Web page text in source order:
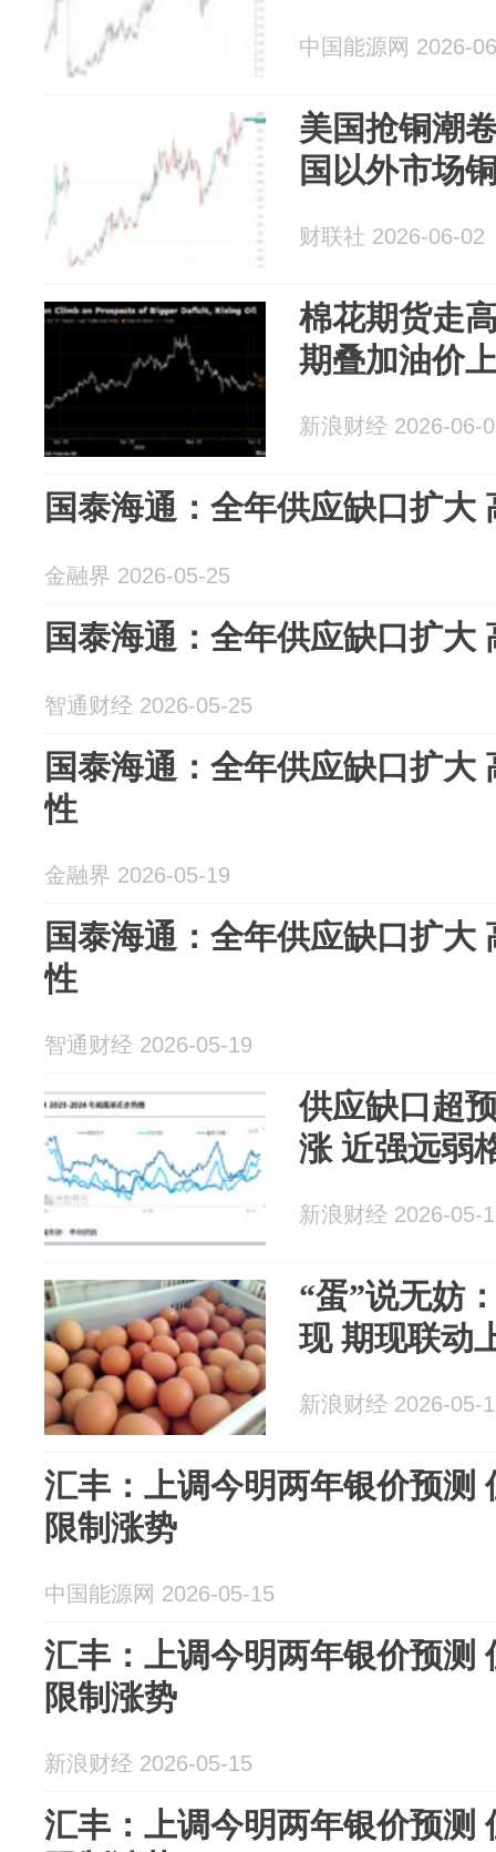
中国能源网 2026-
美国抢铜潮
国以外市场
财联社 2026-06-02
棉花期货走
期叠加油价
新浪财经 2026-06-
国泰海通：全年供应缺口扩大
金融界 2026-05-25
国泰海通：全年供应缺口扩大
智通财经 2026-05-25
国泰海通：全年供应缺口扩大
性
金融界 2026-05-19
国泰海通：全年供应缺口扩大
性
智通财经 2026-05-19
供应缺口超
涨 近强远弱
新浪财经 2026-05-
“蛋”说无妨
现 期现联动
新浪财经 2026-05-
汇丰：上调今明两年银价预测
限制涨势
中国能源网 2026-05-15
汇丰：上调今明两年银价预测
限制涨势
新浪财经 2026-05-15
汇丰：上调今明两年银价预测